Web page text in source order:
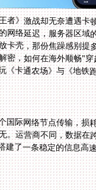
者》激战却无奈遭遇
网络延迟，服务器区
卡壳，那份焦躁感别
密，如何在海外顺畅
《卡通农场》与《地铁
际网络节点传输，损
运营商不同，数据在
建了一条稳定的信息高